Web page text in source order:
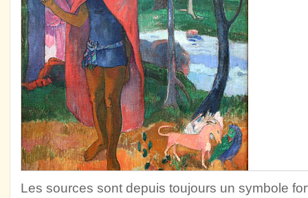
Les sources sont depuis toujours un symbole